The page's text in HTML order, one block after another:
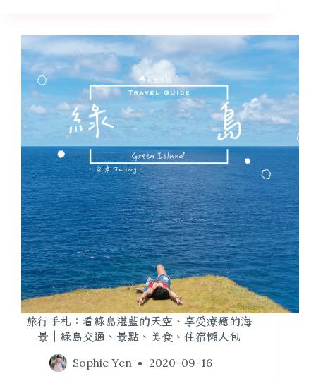
旅行手札：看綠島湛藍的天空、享受療癒的海
景｜綠島交通、景點、美食、住宿懶人包
Sophie Yen
2020-09-16